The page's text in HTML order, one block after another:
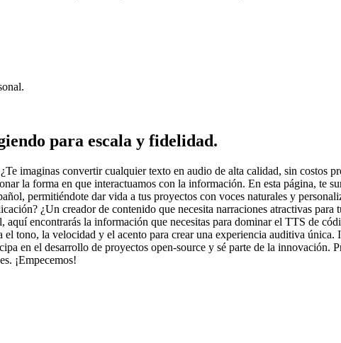
para escala y fidelidad.
imaginas convertir cualquier texto en audio de alta calidad, sin costos
la forma en que interactuamos con la información. En esta página, te
permitiéndote dar vida a tus proyectos con voces naturales y
¿Un creador de contenido que necesita narraciones atractivas para
encontrarás la información que necesitas para dominar el TTS de
tono, la velocidad y el acento para crear una experiencia auditiva
en el desarrollo de proyectos open-source y sé parte de la innovación.
¡Empecemos!